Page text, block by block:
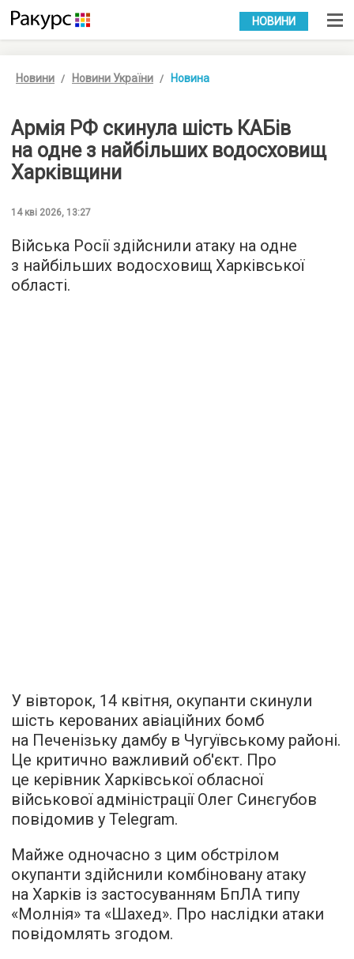
УКР РУС
НОВИНИ
Новини Новини України Новина
Армія РФ скинула шість КАБів
на одне з найбільших водосховищ
Харківщини
14 кві 2026, 13:27
Війська Росії здійснили атаку на одне
з найбільших водосховищ Харківської
області.
У вівторок, 14 квітня, окупанти скинули
шість керованих авіаційних бомб
на Печенізьку дамбу в Чугуївському районі.
Це критично важливий об'єкт. Про
це керівник Харківської обласної
військової адміністрації Олег Синєгубов
повідомив у Telegram.
Майже одночасно з цим обстрілом
окупанти здійснили комбіновану атаку
на Харків із застосуванням БпЛА типу
«Молнія» та «Шахед». Про наслідки атаки
повідомлять згодом.